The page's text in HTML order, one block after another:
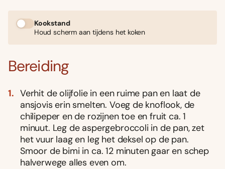
Kookstand
Houd scherm aan tijdens het koken
Bereiding
Verhit de olijfolie in een ruime pan en laat de
ansjovis erin smelten. Voeg de knoflook, de
chilipeper en de rozijnen toe en fruit ca. 1
minuut. Leg de aspergebroccoli in de pan, zet
het vuur laag en leg het deksel op de pan.
Smoor de bimi in ca. 12 minuten gaar en schep
halverwege alles even om.